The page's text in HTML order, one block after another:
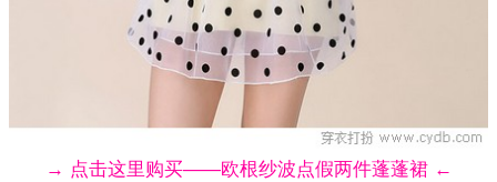
→ 点击这里购买——欧根纱波点假两件蓬蓬裙 ←